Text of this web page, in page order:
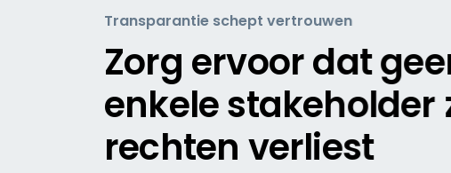
Transparantie schept vertrouwen
Zorg ervoor dat
enkele stakeholder
rechten verliest